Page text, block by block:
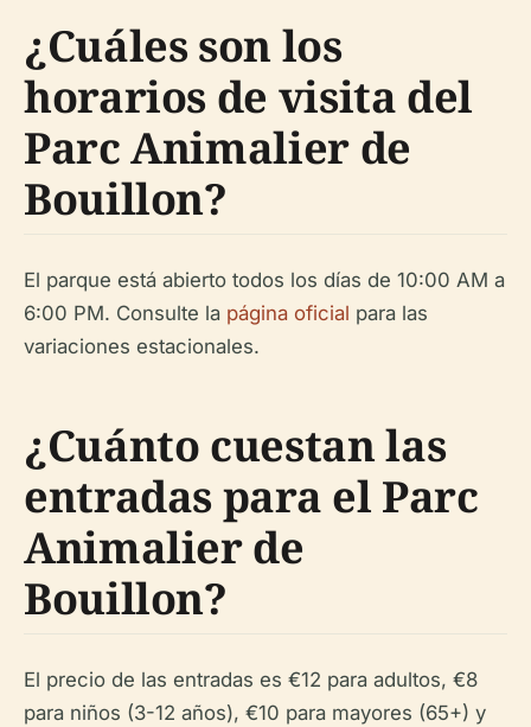
¿Cuáles son los
horarios de visita del
Parc Animalier de
Bouillon?
El parque está abierto todos los días de 10:00 AM a
6:00 PM. Consulte la página oficial para las
variaciones estacionales.
¿Cuánto cuestan las
entradas para el Parc
Animalier de
Bouillon?
El precio de las entradas es €12 para adultos, €8
para niños (3-12 años), €10 para mayores (65+) y